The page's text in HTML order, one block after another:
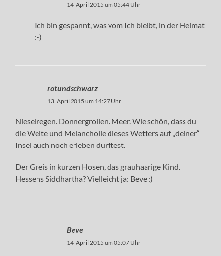
14. April 2015 um 05:44 Uhr
Ich bin gespannt, was vom Ich bleibt, in der Heimat
:-)
rotundschwarz
13. April 2015 um 14:27 Uhr
Nieselregen. Donnergrollen. Meer. Wie schön, dass du
die Weite und Melancholie dieses Wetters auf „deiner“
Insel auch noch erleben durftest.
Der Greis in kurzen Hosen, das grauhaarige Kind.
Hessens Siddhartha? Vielleicht ja: Beve :)
Beve
14. April 2015 um 05:07 Uhr